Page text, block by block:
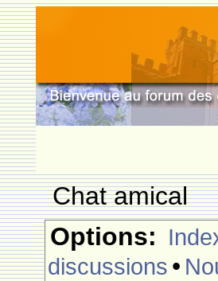
Chat amical
Options:
discussions •